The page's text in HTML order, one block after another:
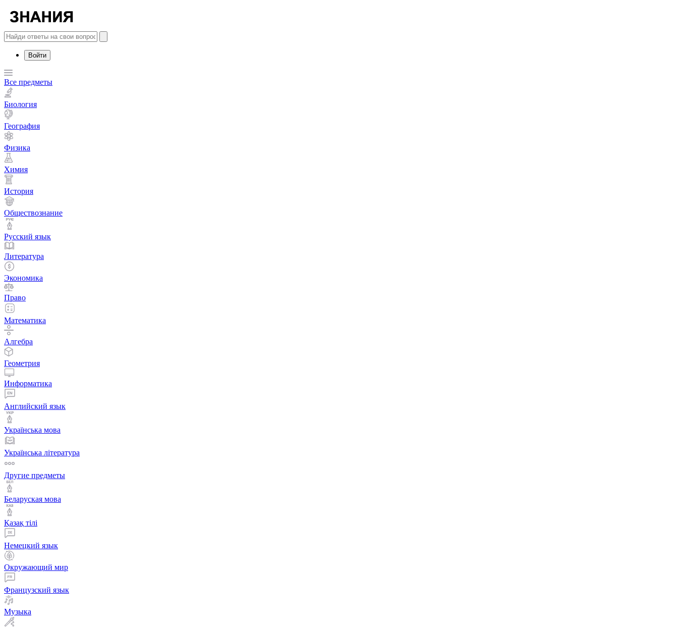
Войти
Все предметы
Биология
География
Физика
Химия
История
Обществознание
Русский язык
Литература
Экономика
Право
Математика
Алгебра
Геометрия
Информатика
Английский язык
Українська мова
Українська література
Другие предметы
Беларуская мова
Қазақ тiлi
Немецкий язык
Окружающий мир
Французский язык
Музыка